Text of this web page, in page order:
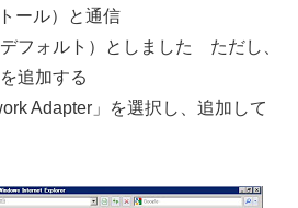
ール）と通信
フォルト）としました ただし、
追加する
Adapter」を選択し、追加して